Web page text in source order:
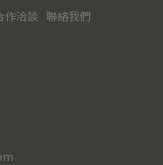
作洽談 聯絡我們